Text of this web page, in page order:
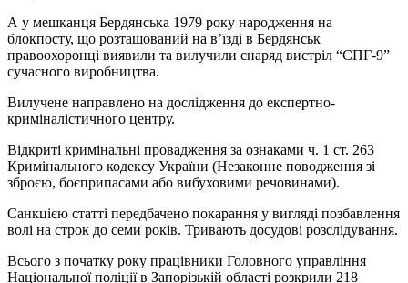
А у мешканця Бердянська 1979 року народження на
блокпосту, що розташований на в’їзді в Бердянськ
правоохоронці виявили та вилучили снаряд вистріл “СПГ-9”
сучасного виробництва.
Вилучене направлено на дослідження до експертно-
криміналістичного центру.
Відкриті кримінальні провадження за ознаками ч. 1 ст. 263
Кримінального кодексу України (Незаконне поводження зі
зброєю, боєприпасами або вибуховими речовинами).
Санкцією статті передбачено покарання у вигляді позбавлення
волі на строк до семи років. Тривають досудові розслідування.
Всього з початку року працівники Головного управління
Національної поліції в Запорізькій області розкрили 218